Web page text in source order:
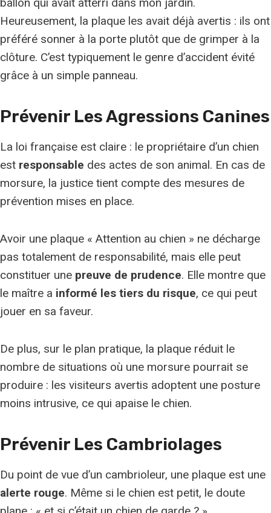
ballon qui avait atterri dans mon jardin.
Heureusement, la plaque les avait déjà avertis : ils ont
préféré sonner à la porte plutôt que de grimper à la
clôture. C’est typiquement le genre d’accident évité
grâce à un simple panneau.
Prévenir Les Agressions Canines
La loi française est claire : le propriétaire d’un chien
est responsable des actes de son animal. En cas de
morsure, la justice tient compte des mesures de
prévention mises en place.
Avoir une plaque « Attention au chien » ne décharge
pas totalement de responsabilité, mais elle peut
constituer une preuve de prudence. Elle montre que
le maître a informé les tiers du risque, ce qui peut
jouer en sa faveur.
De plus, sur le plan pratique, la plaque réduit le
nombre de situations où une morsure pourrait se
produire : les visiteurs avertis adoptent une posture
moins intrusive, ce qui apaise le chien.
Prévenir Les Cambriolages
Du point de vue d’un cambrioleur, une plaque est une
alerte rouge. Même si le chien est petit, le doute